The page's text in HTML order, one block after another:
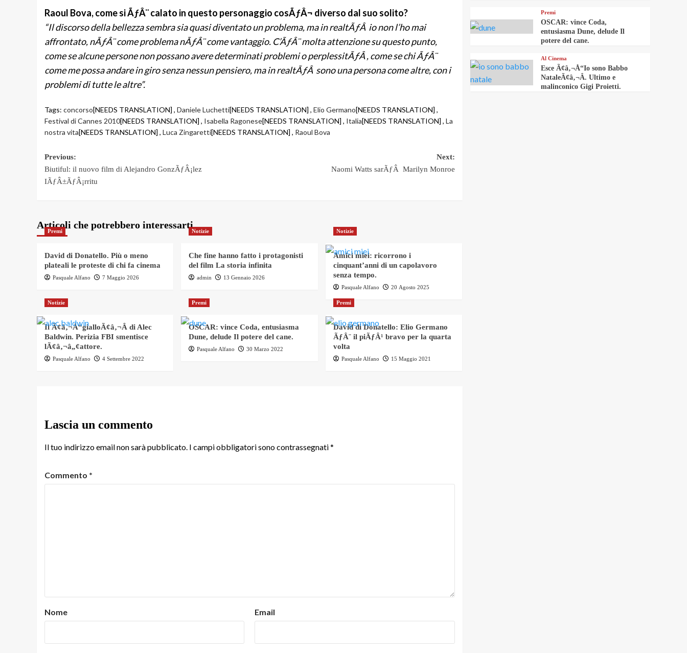
Raoul Bova, come si ÃƒÂ¨ calato in questo personaggio cosÃƒÂ¬ diverso dal suo solito?
“Il discorso della bellezza sembra sia quasi diventato un problema, ma in realtÃƒÂ io non l’ho mai
affrontato, nÃƒÂ¨ come problema nÃƒÂ¨ come vantaggio. C’ÃƒÂ¨ molta attenzione su questo punto,
come se alcune persone non possano avere determinati problemi o perplessitÃƒÂ , come se chi ÃƒÂ¨
come me possa andare in giro senza nessun pensiero, ma in realtÃƒÂ sono una persona come altre, con i
problemi di tutte le altre”.
Tags: concorso[NEEDS TRANSLATION] , Daniele Luchetti[NEEDS TRANSLATION] , Elio Germano[NEEDS TRANSLATION] ,
Festival di Cannes 2010[NEEDS TRANSLATION] , Isabella Ragonese[NEEDS TRANSLATION] , Italia[NEEDS TRANSLATION] , La
nostra vita[NEEDS TRANSLATION] , Luca Zingaretti[NEEDS TRANSLATION] , Raoul Bova
Post
navigation
Previous:
Biutiful: il nuovo film di Alejandro GonzÃƒÂ¡lez
IÃƒÂ±ÃƒÂ¡rritu
Next:
Naomi Watts sarÃƒÂ Marilyn Monroe
Articoli che potrebbero interessarti
Premi
David di Donatello. Più o meno
plateali le proteste di chi fa cinema
Pasquale Alfano 7 Maggio 2026
Notizie
Che fine hanno fatto i protagonisti
del film La storia infinita
admin 13 Gennaio 2026
Notizie
Amici miei: ricorrono i
cinquant’anni di un capolavoro
senza tempo.
Pasquale Alfano 20 Agosto 2025
Notizie
Il Ã¢â‚¬Å“gialloÃ¢â‚¬Â di Alec
Baldwin. Perizia FBI smentisce
lÃ¢â‚¬â„¢attore.
Pasquale Alfano 4 Settembre 2022
Premi
OSCAR: vince Coda, entusiasma
Dune, delude Il potere del cane.
Pasquale Alfano 30 Marzo 2022
Premi
David di Donatello: Elio Germano
ÃƒÂ¨ il piÃƒÂ¹ bravo per la quarta
volta
Pasquale Alfano 15 Maggio 2021
Lascia un commento
Il tuo indirizzo email non sarà pubblicato. I campi obbligatori sono contrassegnati*
Commento *
Nome Email
Premi
OSCAR: vince Coda,
entusiasma Dune, delude Il
potere del cane.
Al Cinema
Esce Ã¢â‚¬Å“Io sono Babbo
NataleÃ¢â‚¬Â. Ultimo e
malinconico Gigi Proietti.